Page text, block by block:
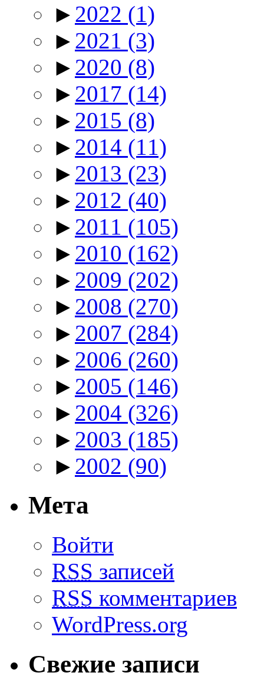
► 2022 (1)
► 2021 (3)
► 2020 (8)
► 2017 (14)
► 2015 (8)
► 2014 (11)
► 2013 (23)
► 2012 (40)
► 2011 (105)
► 2010 (162)
► 2009 (202)
► 2008 (270)
► 2007 (284)
► 2006 (260)
► 2005 (146)
► 2004 (326)
► 2003 (185)
► 2002 (90)
Мета
Войти
RSS записей
RSS комментариев
WordPress.org
Свежие записи